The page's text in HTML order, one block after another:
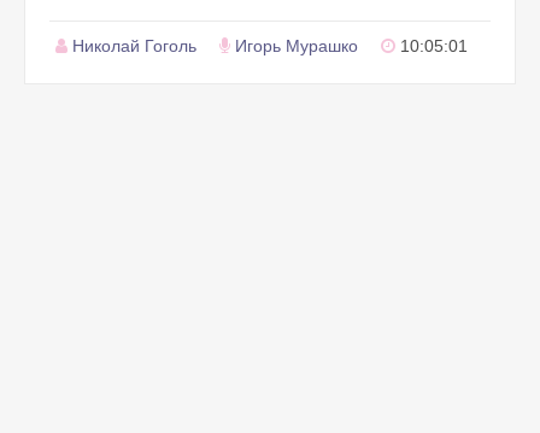
Николай Гоголь Игорь Мурашко 10:05:01